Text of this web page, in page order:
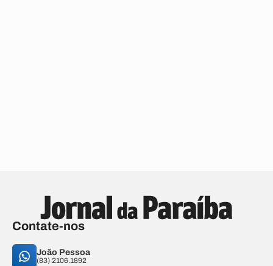
Contate-nos
João Pessoa
(83) 2106.1892